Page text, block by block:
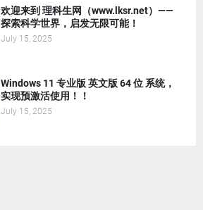
欢迎来到 理科生网（www.lksr.net）——
探索科学世界，启发无限可能！
July 15, 2025
Windows 11 专业版 英文版 64 位 系统，
实现预激活使用！！
July 15, 2025